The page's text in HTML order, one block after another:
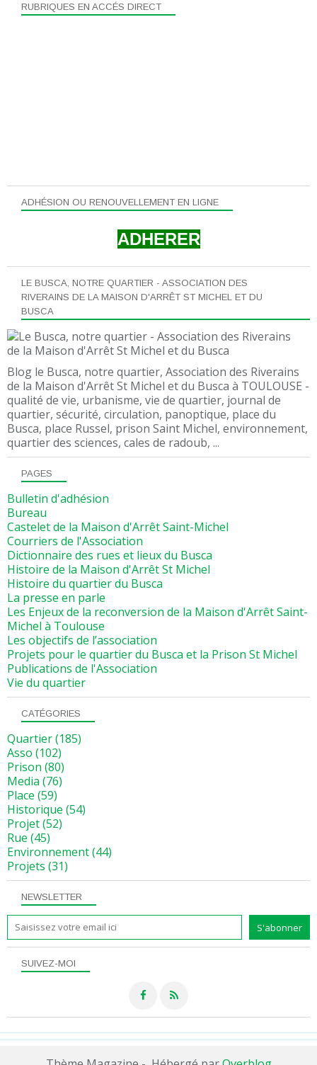
NEWSLETTER
SUIVEZ-MOI
LE BUSCA, NOTRE QUARTIER - ASSOCIATION DES
RIVERAINS DE LA MAISON D'ARRÊT ST MICHEL ET DU
BUSCA
Blog le Busca, notre quartier, Association des Riverains
de la Maison d'Arrêt St Michel et du Busca à TOULOUSE -
qualité de vie, urbanisme, vie de quartier, journal de
quartier, sécurité, circulation, panoptique, place du
Busca, place Russel, prison Saint Michel, environnement,
quartier des sciences, cales de radoub, ...
PAGES
Bulletin d'adhésion
Bureau
Castelet de la Maison d'Arrêt Saint-Michel
Courriers de l'Association
Dictionnaire des rues et lieux du Busca
Histoire de la Maison d'Arrêt St Michel
Histoire du quartier du Busca
La presse en parle
Les Enjeux de la reconversion de la Maison d'Arrêt Saint-
Michel à Toulouse
Les objectifs de l’association
Projets pour le quartier du Busca et la Prison St Michel
Publications de l'Association
Vie du quartier
CATÉGORIES
Quartier(185)
Asso (102)
Prison (80)
Media (76)
Place (59)
Historique (54)
Projet(52)
Rue (45)
Environnement(44)
Projets (31)
ADHÉSION OU RENOUVELLEMENT EN LIGNE
ADHERER
RUBRIQUES EN ACCÉS DIRECT